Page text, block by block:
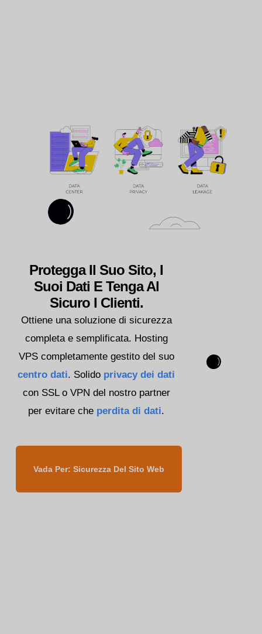
Protegga Il Suo Sito, I
Suoi Dati E Tenga Al
Sicuro I Clienti.
Ottiene una soluzione di sicurezza
completa e semplificata. Hosting
VPS completamente gestito del suo
centro dati. Solido privacy dei dati
con SSL o VPN del nostro partner
per evitare che perdita di dati.
Vada Per: Sicurezza Del Sito Web